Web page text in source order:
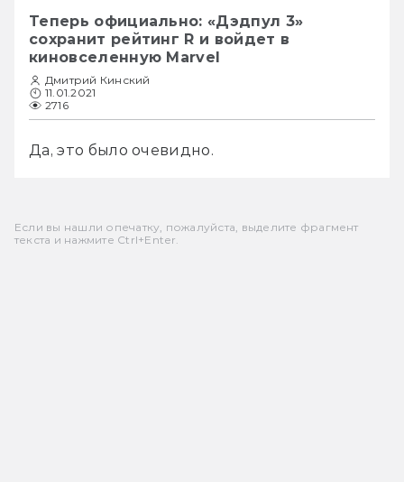
Теперь официально: «Дэдпул 3»
сохранит рейтинг R и войдет в
киновселенную Marvel
Дмитрий Кинский
11.01.2021
2716
Да, это было очевидно.
Если вы нашли опечатку, пожалуйста, выделите фрагмент
текста и нажмите Ctrl+Enter.